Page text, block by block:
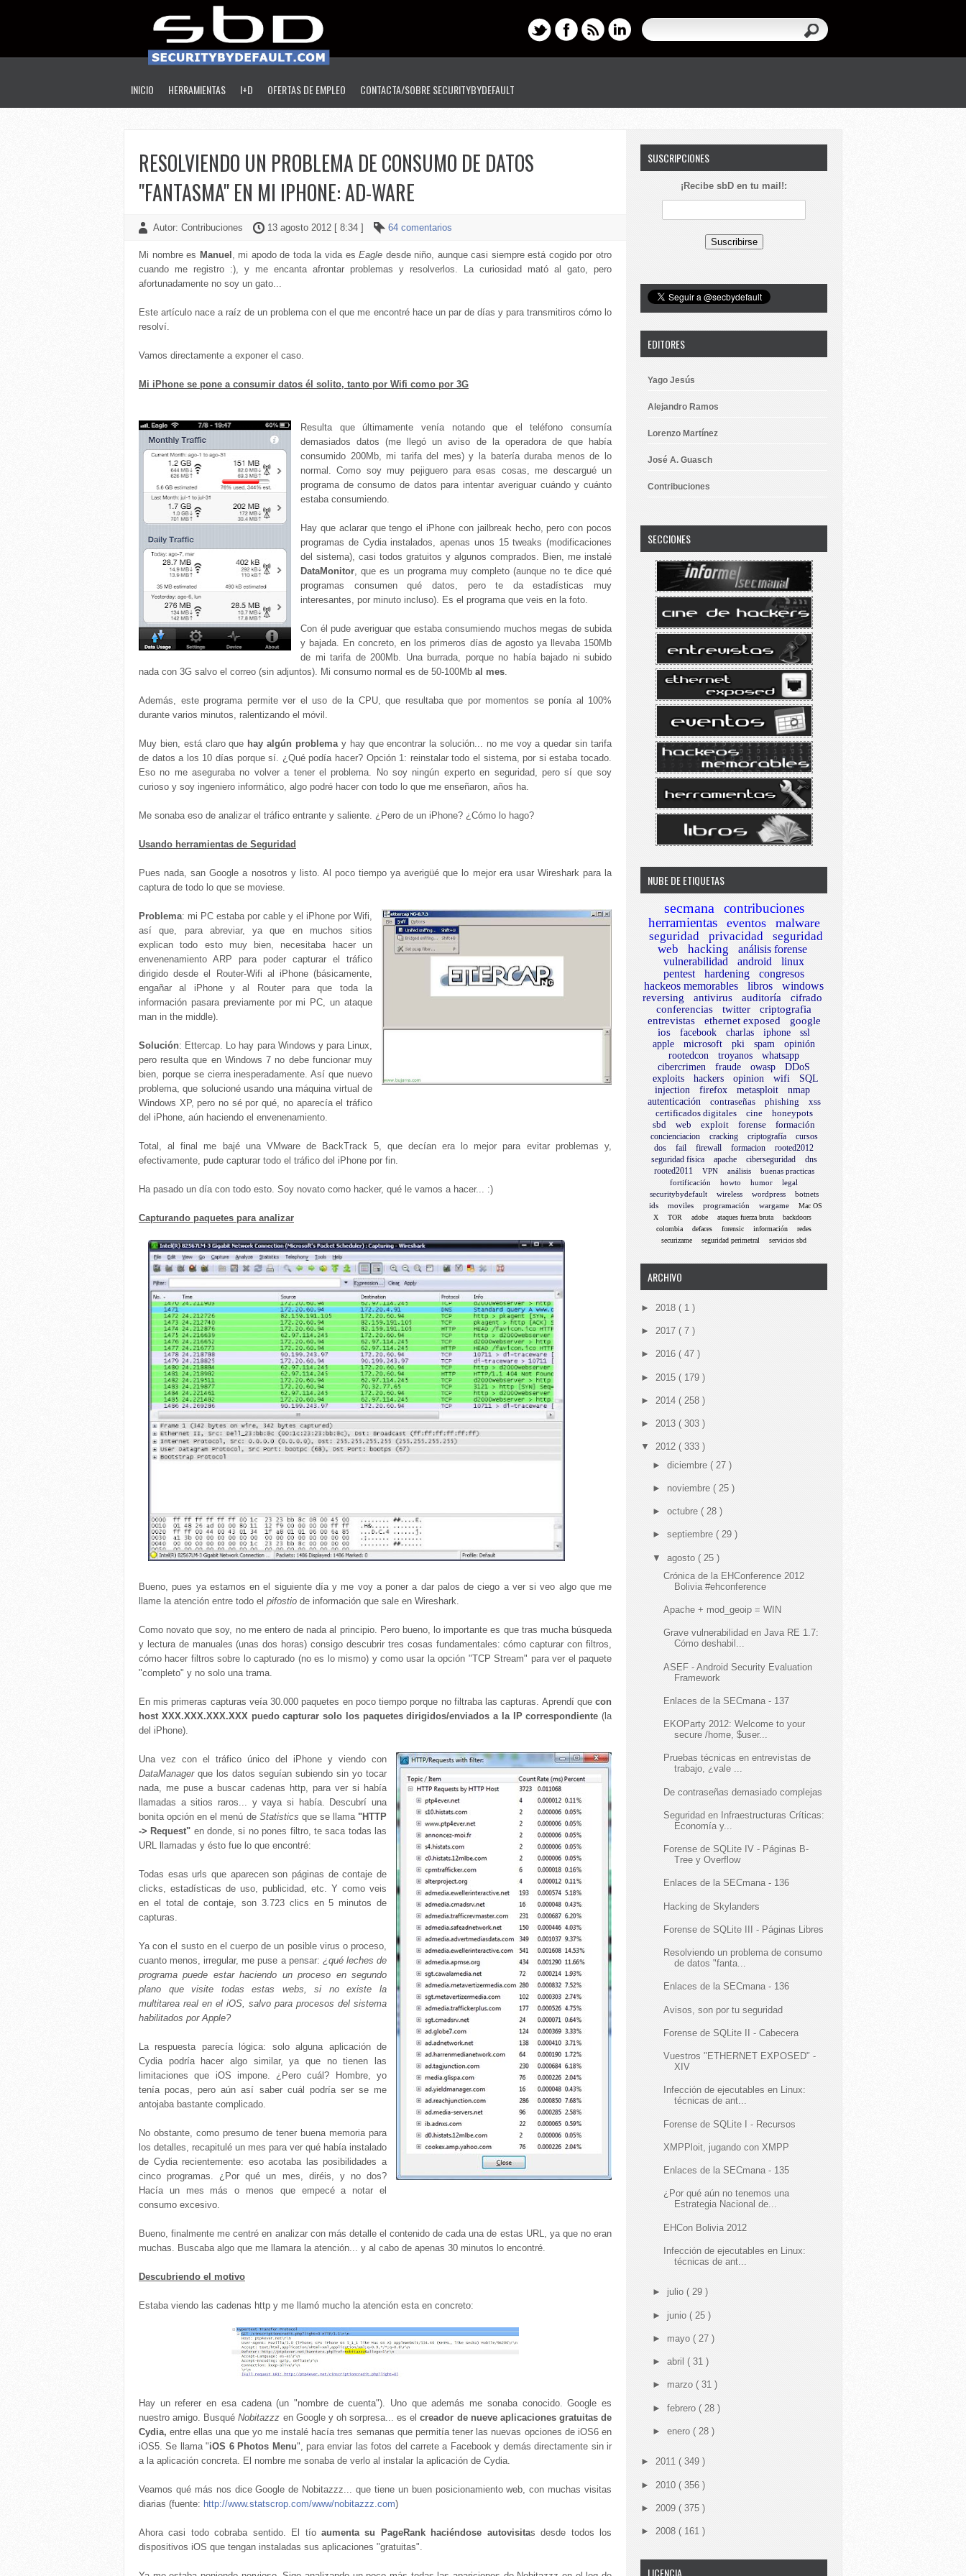
INICIO HERRAMIENTAS I+D OFERTAS DE EMPLEO CONTACTA/SOBRE SECURITYBYDEFAULT
RESOLVIENDO UN PROBLEMA DE CONSUMO DE DATOS
"FANTASMA" EN MI IPHONE: AD-WARE
Autor: Contribuciones 13 agosto 2012 [ 8:34 ] 64 comentarios
Mi nombre es Manuel , mi apodo de toda la vida esEagle desde niño, aunque casi siempre está cogido por otro
cuando me registro :), y me encanta afrontar problemas y resolverlos. La curiosidad mató al gato, pero
afortunadamente no soy un gato...
Este artículo nace a raíz de un problema con el que me encontré hace un par de días y para transmitiros cómo lo
resolví.
Vamos directamente a exponer el caso.
Mi iPhone se pone a consumir datos él solito, tanto por Wifi como por 3G
Resulta que últimamente venía notando que el teléfono consumía
demasiados datos (me llegó un aviso de la operadora de que había
consumido 200Mb, mi tarifa del mes) y la batería duraba menos de lo
normal. Como soy muy pejiguero para esas cosas, me descargué un
programa de consumo de datos para intentar averiguar cuándo y cuánto
estaba consumiendo.
Hay que aclarar que tengo el iPhone con jailbreak hecho, pero con pocos
programas de Cydia instalados, apenas unos 15 tweaks (modificaciones
del sistema), casi todos gratuitos y algunos comprados. Bien, me instalé
DataMonitor, que es un programa muy completo (aunque no te dice qué
programas consumen qué datos, pero te da estadísticas muy
interesantes, por minuto incluso). Es el programa que veis en la foto.
Con él pude averiguar que estaba consumiendo muchos megas de subida
y bajada. En concreto, en los primeros días de agosto ya llevaba 150Mb
de mi tarifa de 200Mb. Una burrada, porque no había bajado ni subido
nada con 3G salvo el correo (sin adjuntos). Mi consumo normal es de 50-100Mb al mes.
Además, este programa permite ver el uso de la CPU, que resultaba que por momentos se ponía al 100%
durante varios minutos, ralentizando el móvil.
Muy bien, está claro que hay algún problemay hay que encontrar la solución... no me voy a quedar sin tarifa
de datos a los 10 días porque sí. ¿Qué podía hacer? Opción 1: reinstalar todo el sistema, por si estaba tocado.
Eso no me aseguraba no volver a tener el problema. No soy ningún experto en seguridad, pero sí que soy
curioso y soy ingeniero informático, algo podré hacer con todo lo que me enseñaron, años ha.
Me sonaba eso de analizar el tráfico entrante y saliente. ¿Pero de un iPhone? ¿Cómo lo hago?
Usando herramientas de Seguridad
Pues nada, san Google a nosotros y listo. Al poco tiempo ya averigüé que lo mejor era usar Wireshark para la
captura de todo lo que se moviese.
Problema: mi PC estaba por cable y el iPhone por Wifi,
así que, para abreviar, ya que en muchos sitios
explican todo esto muy bien, necesitaba hacer un
envenenamiento ARP para poder capturar el tráfico
dirigido desde el Router-Wifi al iPhone (básicamente,
engañar al iPhone y al Router para que toda la
información pasara previamente por mi PC, un ataque
man in the middle).
Solución: Ettercap. Lo hay para Windows y para Linux,
pero resulta que en Windows 7 no debe funcionar muy
bien, porque se cierra inesperadamente. Así que nuevo
problema, que solucioné usando una máquina virtual de
Windows XP, pero no sé por qué, no aparecía el tráfico
del iPhone, aún haciendo el envenenamiento.
Total, al final me bajé una VMware de BackTrack 5, que decían era lo mejor para evitar problemas y,
efectivamente, pude capturar todo el tráfico del iPhone por fin.
Ha pasado un día con todo esto. Soy novato como hacker, qué le vamos a hacer... :)
Capturando paquetes para analizar
Bueno, pues ya estamos en el siguiente día y me voy a poner a dar palos de ciego a ver si veo algo que me
llame la atención entre todo el pifostio de información que sale en Wireshark.
Como novato que soy, no me entero de nada al principio. Pero bueno, lo importante es que tras mucha búsqueda
y lectura de manuales (unas dos horas) consigo descubrir tres cosas fundamentales: cómo capturar con filtros,
cómo hacer filtros sobre lo capturado (no es lo mismo) y como usar la opción "TCP Stream" para ver el paquete
"completo" y no solo una trama.
En mis primeras capturas veía 30.000 paquetes en poco tiempo porque no filtraba las capturas. Aprendí que con
host XXX.XXX.XXX.XXX puedo capturar solo los paquetes dirigidos/enviados a la IP correspondiente (la
del iPhone).
Una vez con el tráfico único del iPhone y viendo con
DataManagerque los datos seguían subiendo sin yo tocar
nada, me puse a buscar cadenas http, para ver si había
llamadas a sitios raros... y vaya si había. Descubrí una
bonita opción en el menú de Statistics que se llama "HTTP
-> Request" en donde, si no pones filtro, te saca todas las
URL llamadas y ésto fue lo que encontré:
Todas esas urls que aparecen son páginas de contaje de
clicks, estadísticas de uso, publicidad, etc. Y como veis
en el total de contaje, son 3.723 clics en 5 minutos de
capturas.
Ya con el susto en el cuerpo de un posible virus o proceso,
cuanto menos, irregular, me puse a pensar: ¿qué leches de
programa puede estar haciendo un proceso en segundo
plano que visite todas estas webs, si no existe la
multitarea real en el iOS, salvo para procesos del sistema
habilitados por Apple?
La respuesta parecía lógica: solo alguna aplicación de
Cydia podría hacer algo similar, ya que no tienen las
limitaciones que iOS impone. ¿Pero cuál? Hombre, yo
tenía pocas, pero aún así saber cuál podría ser se me
antojaba bastante complicado.
No obstante, como presumo de tener buena memoria para
los detalles, recapitulé un mes para ver qué había instalado
de Cydia recientemente: eso acotaba las posibilidades a
cinco programas. ¿Por qué un mes, diréis, y no dos?
Hacía un mes más o menos que empecé a notar el
consumo excesivo.
Bueno, finalmente me centré en analizar con más detalle el contenido de cada una de estas URL, ya que no eran
muchas. Buscaba algo que me llamara la atención... y al cabo de apenas 30 minutos lo encontré.
Descubriendo el motivo
Estaba viendo las cadenas http y me llamó mucho la atención esta en concreto:
Hay un referer en esa cadena (un "nombre de cuenta"). Uno que además me sonaba conocido. Google es
nuestro amigo. BusquéNobitazzz en Google y oh sorpresa... es elcreador de nueve aplicaciones gratuitas de
Cydia, entre ellas una que yo me instalé hacía tres semanas que permitía tener las nuevas opciones de iOS6 en
iOS5. Se llama "iOS 6 Photos Menu", para enviar las fotos del carrete a Facebook y demás directamente sin ir
a la aplicación concreta. El nombre me sonaba de verlo al instalar la aplicación de Cydia.
Veamos qué más nos dice Google de Nobitazzz... que tiene un buen posicionamiento web, con muchas visitas
diarias (fuente: http://www.statscrop.com/www/nobitazzz.com)
Ahora casi todo cobraba sentido. El tío aumenta su PageRank haciéndose autovisitas desde todos los
dispositivos iOS que tengan instaladas sus aplicaciones "gratuitas".
SUSCRIPCIONES
¡Recibe sbD en tu mail!:
EDITORES
Yago Jesús
Alejandro Ramos
Lorenzo Martínez
José A. Guasch
Contribuciones
SECCIONES
NUBE DE ETIQUETAS
secmana
contribuciones
herramientas
eventos malware
seguridad privacidad
seguridad
web
hacking
análisis forense
vulnerabilidad
android
linux
pentest
hardening
congresos
hackeos memorables
libros windows
reversing antivirus auditoría
cifrado
conferencias
twitter
criptografia
entrevistas
ethernet exposed
google
ios
facebook charlas iphone
ssl
apple
microsoft pki spam
opinión
rootedcon
troyanos
whatsapp
cibercrimen
fraude owasp
DDoS
exploits
hackers opinion wifi
SQL
injection
firefox metasploit
nmap
autenticación
contraseñas phishing
xss
certificados digitales
cine
honeypots
sbd
web exploit forense formación
concienciacion cracking criptografía
cursos
dos
fail firewall formacion
rooted2012
seguridad física
apache ciberseguridad
dns
rooted2011
VPN análisis
buenas practicas
fortificación
howto humor
legal
securitybydefault
wireless wordpress
botnets
ids
moviles programación wargame
Mac OS
X
TOR adobe ataques fuerza bruta
backdoors
colombia
defaces forensic información
redes
securizame
seguridad perimetral servicios sbd
ARCHIVO
► 2018 ( 1 )
► 2017 ( 7 )
► 2016 ( 47 )
► 2015 ( 179 )
► 2014 ( 258 )
► 2013 ( 303 )
▼ 2012 ( 333 )
► diciembre ( 27 )
► noviembre ( 25 )
► octubre ( 28 )
► septiembre ( 29 )
▼ agosto ( 25 )
Crónica de la EHConference 2012
Bolivia #ehconference
Apache + mod_geoip = WIN
Grave vulnerabilidad en Java RE 1.7:
Cómo deshabil...
ASEF - Android Security Evaluation
Framework
Enlaces de la SECmana - 137
EKOParty 2012: Welcome to your
secure /home, $user...
Pruebas técnicas en entrevistas de
trabajo, ¿vale ...
De contraseñas demasiado complejas
Seguridad en Infraestructuras Críticas:
Economía y...
Forense de SQLite IV - Páginas B-
Tree y Overflow
Enlaces de la SECmana - 136
Hacking de Skylanders
Forense de SQLite III - Páginas Libres
Resolviendo un problema de consumo
de datos "fanta...
Enlaces de la SECmana - 136
Avisos, son por tu seguridad
Forense de SQLite II - Cabecera
Vuestros "ETHERNET EXPOSED" -
XIV
Infección de ejecutables en Linux:
técnicas de ant...
Forense de SQLite I - Recursos
XMPPloit, jugando con XMPP
Enlaces de la SECmana - 135
¿Por qué aún no tenemos una
Estrategia Nacional de...
EHCon Bolivia 2012
Infección de ejecutables en Linux:
técnicas de ant...
► julio ( 29 )
► junio ( 25 )
► mayo ( 27 )
► abril ( 31 )
► marzo ( 31 )
► febrero ( 28 )
► enero ( 28 )
► 2011 ( 349 )
► 2010 ( 356 )
► 2009 ( 375 )
► 2008 ( 161 )
LICENCIA